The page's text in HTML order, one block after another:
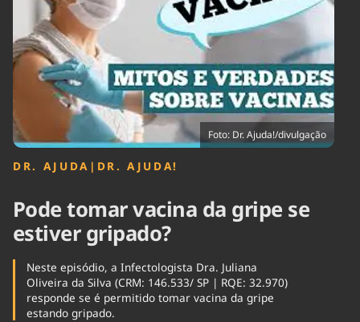
Brasil Mineral
Ciência &
Tecnologia
Cinema
Economia
Educação
Internacional
Política
Saúde
Tempo
Foto: Dr. Ajuda!/divulgação
DR. AJUDA | DR. AJUDA!
Pode tomar vacina da gripe se
estiver gripado?
Neste episódio, a Infectologista Dra. Juliana
Oliveira da Silva (CRM: 146.533/ SP | RQE: 32.970)
responde se é permitido tomar vacina da gripe
estando gripado.